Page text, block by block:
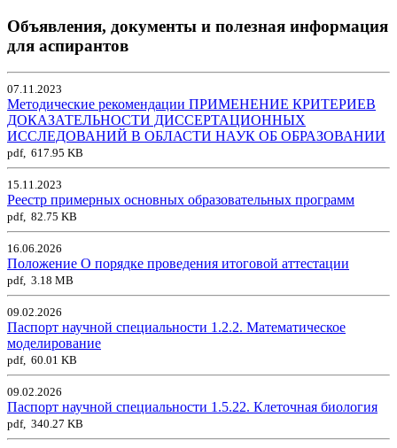
Объявления, документы и полезная информация
для аспирантов
07.11.2023
Методические рекомендации ПРИМЕНЕНИЕ КРИТЕРИЕВ
ДОКАЗАТЕЛЬНОСТИ ДИССЕРТАЦИОННЫХ
ИССЛЕДОВАНИЙ В ОБЛАСТИ НАУК ОБ ОБРАЗОВАНИИ
pdf, 617.95 KB
15.11.2023
Реестр примерных основных образовательных программ
pdf, 82.75 KB
16.06.2026
Положение О порядке проведения итоговой аттестации
pdf, 3.18 MB
09.02.2026
Паспорт научной специальности 1.2.2. Математическое
моделирование
pdf, 60.01 KB
09.02.2026
Паспорт научной специальности 1.5.22. Клеточная биология
pdf, 340.27 KB